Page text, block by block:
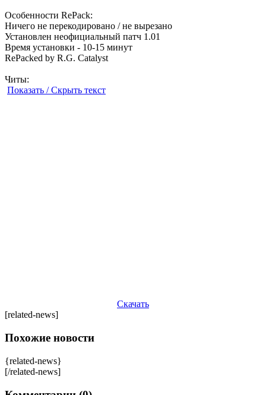
Особенности RePack:
Ничего не перекодировано / не вырезано
Установлен неофициальный патч 1.01
Время установки - 10-15 минут
RePacked by R.G. Catalyst
Читы:
Показать / Скрыть текст
Скачать
[related-news]
Похожие новости
{related-news}
[/related-news]